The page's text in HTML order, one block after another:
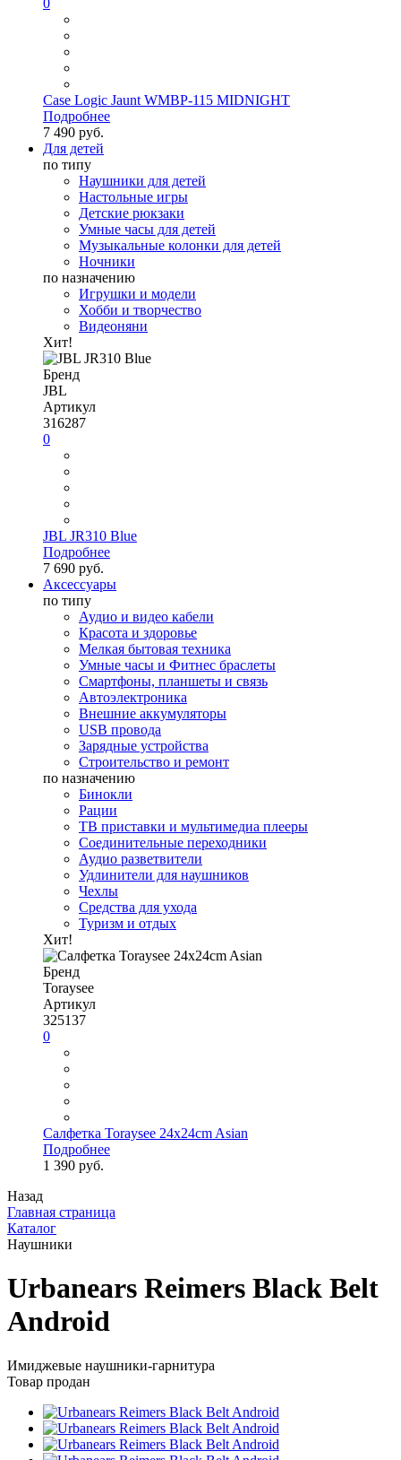
0
Case Logic Jaunt WMBP-115 MIDNIGHT
Подробнее
7 490 руб.
Для детей
по типу
Наушники для детей
Настольные игры
Детские рюкзаки
Умные часы для детей
Музыкальные колонки для детей
Ночники
по назначению
Игрушки и модели
Хобби и творчество
Видеоняни
Хит!
Бренд
JBL
Артикул
316287
0
JBL JR310 Blue
Подробнее
7 690 руб.
Аксессуары
по типу
Аудио и видео кабели
Красота и здоровье
Мелкая бытовая техника
Умные часы и Фитнес браслеты
Смартфоны, планшеты и связь
Автоэлектроника
Внешние аккумуляторы
USB провода
Зарядные устройства
Строительство и ремонт
по назначению
Бинокли
Рации
ТВ приставки и мультимедиа плееры
Соединительные переходники
Аудио разветвители
Удлинители для наушников
Чехлы
Средства для ухода
Туризм и отдых
Хит!
Бренд
Toraysee
Артикул
325137
0
Салфетка Toraysee 24x24cm Asian
Подробнее
1 390 руб.
Назад
Главная страница
Каталог
Наушники
Urbanears Reimers Black Belt
Android
Имиджевые наушники-гарнитура
Товар продан